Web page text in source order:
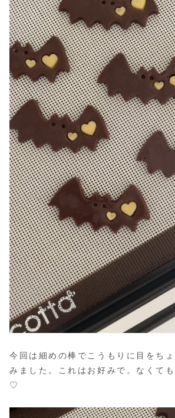
今回は細めの棒でこうもりに目をち
みました。これはお好みで。なくて
♡